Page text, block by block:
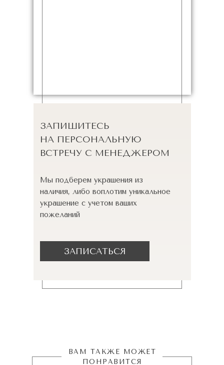
ЗАПИШИТЕСЬ
НА ПЕРСОНАЛЬНУЮ
ВСТРЕЧУ С МЕНЕДЖЕРОМ
Мы подберем украшения из
наличия, либо воплотим уникальное
украшение с учетом ваших
пожеланий
ЗАПИСАТЬСЯ
ВАМ ТАКЖЕ МОЖЕТ
ПОНРАВИТСЯ